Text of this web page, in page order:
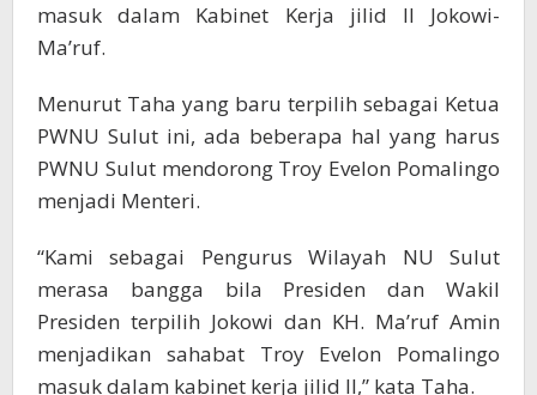
masuk dalam Kabinet Kerja jilid II Jokowi-
Ma’ruf.
Menurut Taha yang baru terpilih sebagai Ketua
PWNU Sulut ini, ada beberapa hal yang harus
PWNU Sulut mendorong Troy Evelon Pomalingo
menjadi Menteri.
“Kami sebagai Pengurus Wilayah NU Sulut
merasa bangga bila Presiden dan Wakil
Presiden terpilih Jokowi dan KH. Ma’ruf Amin
menjadikan sahabat Troy Evelon Pomalingo
masuk dalam kabinet kerja jilid II,” kata Taha.